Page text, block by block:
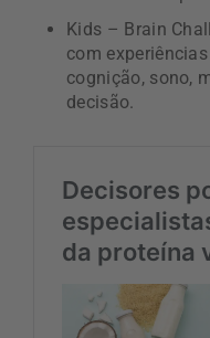
Kids – Brain
com
cognição, sono,
decisão.